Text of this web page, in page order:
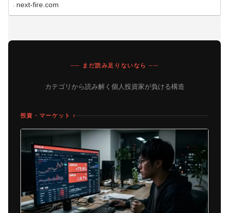
next-fire.com
── まだ読み足りないなら ──
カテゴリから読み解く個人投資家が負ける構造
投資・マーケット ›